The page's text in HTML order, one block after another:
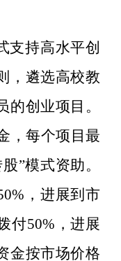
支持高水平创
，遴选高校教
的创业项目。
，每个项目最
”模式资助。
，进展到市
付50% ，进展
金按市场价格